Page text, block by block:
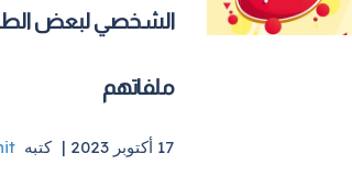
الشخصي لبعض
ملفاتهم
17 أكتوبر 2023 | كتبه